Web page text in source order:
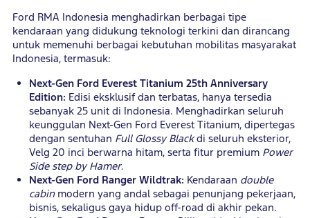
Ford RMA Indonesia menghadirkan berbagai tipe
kendaraan yang didukung teknologi terkini dan dirancang
untuk memenuhi berbagai kebutuhan mobilitas masyarakat
Indonesia, termasuk:
Next-Gen Ford Everest Titanium 25th Anniversary
Edition: Edisi eksklusif dan terbatas, hanya tersedia
sebanyak 25 unit di Indonesia. Menghadirkan seluruh
keunggulan Next-Gen Ford Everest Titanium, dipertegas
dengan sentuhan Full Glossy Blackdi seluruh eksterior,
Velg 20 inci berwarna hitam, serta fitur premium Power
Side step by Hamer.
Next-Gen Ford Ranger Wildtrak: Kendaraan double
cabinmodern yang andal sebagai penunjang pekerjaan,
bisnis, sekaligus gaya hidup off-road di akhir pekan.